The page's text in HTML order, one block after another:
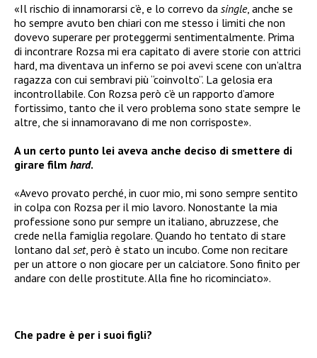
«Il rischio di innamorarsi c’è, e lo correvo da single, anche se
ho sempre avuto ben chiari con me stesso i limiti che non
dovevo superare per proteggermi sentimentalmente. Prima
di incontrare Rozsa mi era capitato di avere storie con attrici
hard, ma diventava un inferno se poi avevi scene con un’altra
ragazza con cui sembravi più “coinvolto”. La gelosia era
incontrollabile. Con Rozsa però c’è un rapporto d’amore
fortissimo, tanto che il vero problema sono state sempre le
altre, che si innamoravano di me non corrisposte».
A un certo punto lei aveva anche deciso di smettere di
girare film hard.
«Avevo provato perché, in cuor mio, mi sono sempre sentito
in colpa con Rozsa per il mio lavoro. Nonostante la mia
professione sono pur sempre un italiano, abruzzese, che
crede nella famiglia regolare. Quando ho tentato di stare
lontano dal set, però è stato un incubo. Come non recitare
per un attore o non giocare per un calciatore. Sono finito per
andare con delle prostitute. Alla fine ho ricominciato».
Che padre è per i suoi figli?